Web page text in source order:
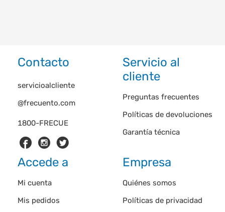
Contacto
1800-FRECUE
servicioalcliente
@frecuento.com
Servicio al
cliente
Preguntas frecuentes
Políticas de devoluciones
Garantía técnica
Accede a
Mi cuenta
Mis pedidos
Empresa
Quiénes somos
Políticas de privacidad